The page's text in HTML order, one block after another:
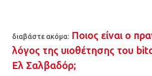
διαβάστε ακόμα: Ποιος είναι ο
λόγος της υιοθέτησης του
Ελ Σαλβαδόρ;